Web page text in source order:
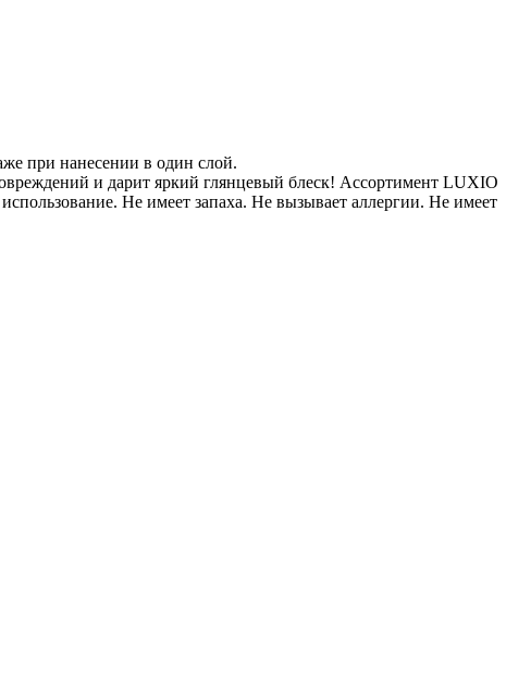
при нанесении в один слой.
и дарит яркий глянцевый блеск! Ассортимент LUXIO
Не имеет запаха. Не вызывает аллергии. Не имеет